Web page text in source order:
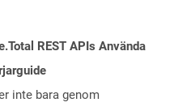
REST APIs Använda
inte bara genom